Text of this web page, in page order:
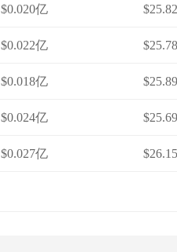
$0.020亿
$0.022亿
$0.018亿
$0.024亿
$0.027亿